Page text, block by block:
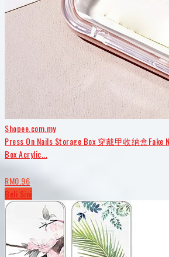
Shopee.com.my
Press On Nails Storage Box 穿戴甲收纳盒Fake
Box Acrylic...
RM0.96
Beli Sini